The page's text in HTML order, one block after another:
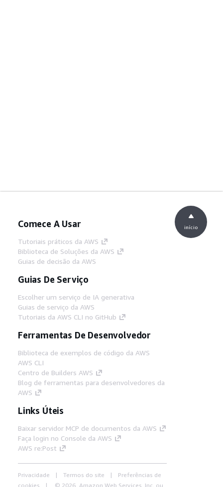
Comece A Usar
Tutoriais práticos da AWS
Biblioteca de Soluções da AWS
Guias de decisão da AWS
Guias De Serviço
Escolher um serviço de IA generativa
Guias de serviço da AWS
Tutoriais da AWS CLI no GitHub
Ferramentas De Desenvolvedor
Biblioteca de exemplos de código da AWS
AWS CLI
Centro de Builders AWS
Blog de ferramentas para desenvolvedores da
AWS
Links Úteis
Baixar servidor MCP de documentos da AWS
Faça login no Console da AWS
AWS re:Post
Privacidade Termos do site
Preferências de
cookies
© 2026, Amazon Web Services, Inc. ou
início